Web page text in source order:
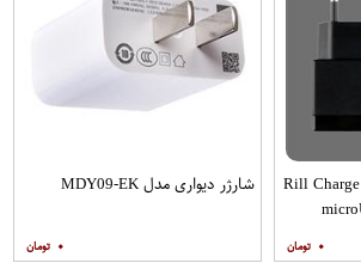
شارژر دیواری سونی مدل Rill Charge
۰
شارژر دیواری مدل MDY09-EK
۰